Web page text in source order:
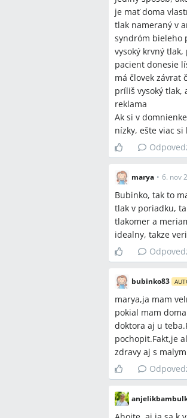
je mať doma
tlak nameraný v
syndróm bieleho
vysoký krvný
pacient donesie
má človek závrat
príliš vysoký tlak,
reklama
Ak si v
nízky, ešte viac si
marya • 6. nov
Bubinko, tak to
tlak v poriadku,
tlakomer a
idealny, takze
bubinko83
marya,ja mam
pokial mam
doktora aj u
pochopit.Fakt,je
zdravy aj s